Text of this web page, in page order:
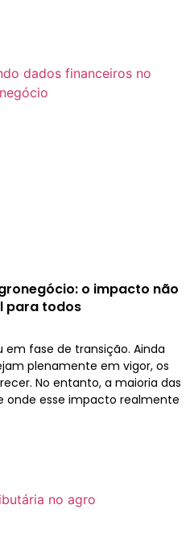
o impacto não
para todos
fase de transição. Ainda
plenamente em vigor, os
No entanto, a maioria das
onde esse impacto realmente